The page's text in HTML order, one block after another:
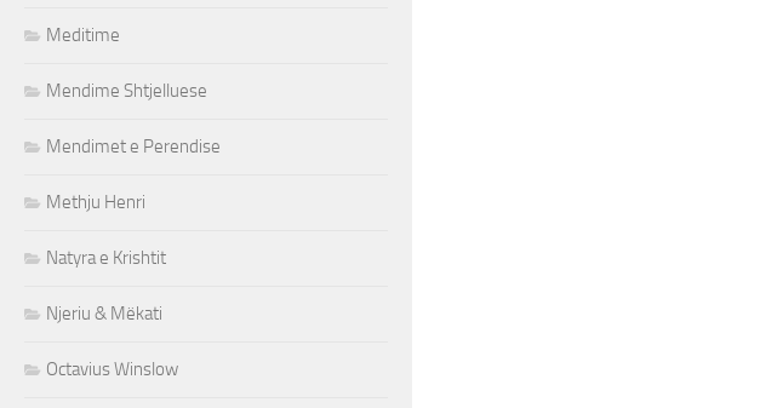
Meditime
Mendime Shtjelluese
Mendimet e Perendise
Methju Henri
Natyra e Krishtit
Njeriu & Mëkati
Octavius Winslow